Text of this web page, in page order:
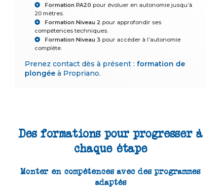
Formation PA20 pour évoluer en autonomie jusqu’à
20 mètres.
Formation Niveau 2 pour approfondir ses
compétences techniques.
Formation Niveau 3 pour accéder à l’autonomie
complète.
Prenez contact dès à présent : formation de
plongée à Propriano.
Des formations pour progresser à
chaque étape
Monter en compétences avec des programmes
adaptés